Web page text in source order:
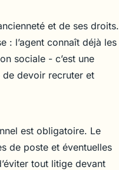
et de ses droits.
: l’agent connaît déjà les
sociale - c’est une
de devoir recruter et
est obligatoire. Le
de poste et éventuelles
tout litige devant